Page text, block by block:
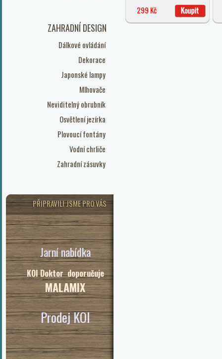
ZAHRADNÍ DESIGN
Dálkové ovládání
Dekorace
Japonské lampy
Mlhovače
Neviditelný obrubník
Osvětlení jezírka
Plovoucí fontány
Vodní chrliče
Zahradní zásuvky
PŘIPRAVILI JSME PRO VÁS
Jarní nabídka
KOI Doktor doporučuje
MALAMIX
Prodej KOI
299 Kč